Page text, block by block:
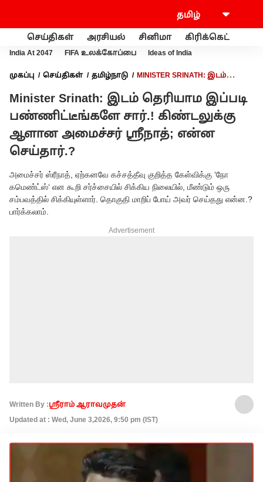
செய்திகள் அரசியல் சினிமா கிரிக்கெட்
India At 2047 FIFA உலக்கோப்பை Ideas of India
முகப்பு செய்திகள் தமிழ்நாடு
MINISTER SRINATH: இடம்
அமைச்சர் ஸ்ரீநாத்; என்ன செய்தார்.?
Minister Srinath: இடம் தெரியாம இப்படி
பண்ணிட்டீங்களே சார்.! கிண்டலுக்கு
ஆளான அமைச்சர் ஸ்ரீநாத்; என்ன
செய்தார்.?
அமைச்சர் ஸ்ரீநாத், ஏற்கனவே கச்சத்தீவு குறித்த கேள்விக்கு ‘நோ
கமெண்ட்ஸ்‘ என கூறி சர்ச்சையில் சிக்கிய நிலையில், மீண்டும் ஒரு
சம்பவத்தில் சிக்கியுள்ளார். தொகுதி மாறிப் போய் அவர் செய்தது என்ன.?
பார்க்கலாம்.
Advertisement
Written By :ஸ்ரீராம் ஆராவமுதன்
Updated at : Wed, June 3,2026, 9:50 pm (IST)